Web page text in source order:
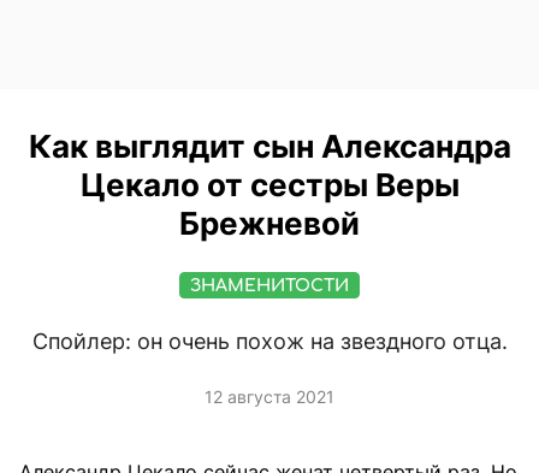
Как выглядит сын Александра
Цекало от сестры Веры
Брежневой
ЗНАМЕНИТОСТИ
Спойлер: он очень похож на звездного отца.
12 августа 2021